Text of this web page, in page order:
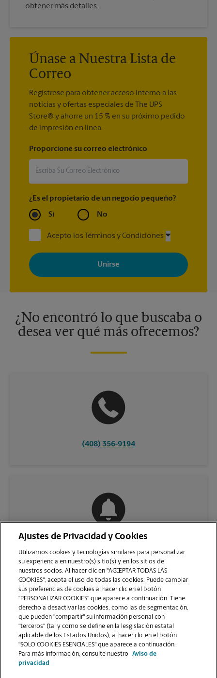
obtener más detalles.
Únase a Nuestra Lista de
Correo
Regístrese para obtener acceso interno a las
noticias y ofertas especiales de The UPS
Store® y ahorre un 15 % en su próximo pedido
de impresión en línea.
Proporcione su correo electrónico
¿Es el propietario de un negocio pequeño?
Sí No
Acepto los Términos y Condiciones
Al registrarse, acepta recibir correos electrónicos de The UPS
Store con noticias, ofertas especiales, promociones y mensajes
adaptados a sus intereses. Puede darse de baja en cualquier
momento. Para más información, consulte nuestra política de
¿No encontró lo que buscaba o
desea ver qué más ofrecemos?
(408) 356-9194
VER LA PÁGINA DE LA TIENDA
Ajustes de Privacidad y Cookies
Utilizamos cookies y tecnologías similares para personalizar
su experiencia en nuestro(s) sitio(s) y en los sitios de
nuestros socios. Al hacer clic en "ACCEPTAR TODAS LAS
COOKIES", acepta el uso de todas las cookies. Puede cambiar
sus preferencias de cookies al hacer clic en el botón
"PERSONALIZAR COOKIES" que aparece a continuación. Tiene
derecho a desactivar las cookies, como las de segmentación,
que pueden "compartir" su información personal con
"terceros" (tal y como se define en la lesgislación estatal
aplicable de los Estados Unidos), al hacer clic en el botón
"SOLO COOKIES ESENCIALES" que aparece a continuación.
Para más información, consulte nuestro
Aviso de
privacidad